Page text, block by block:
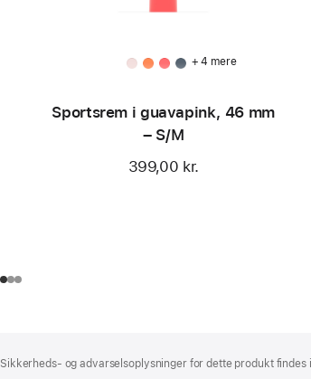
+ 4 mere
Sportsrem i guavapink, 46 mm
– S/M
399,00 kr.
Sikkerheds- og advarselsoplysninger for dette produkt findes